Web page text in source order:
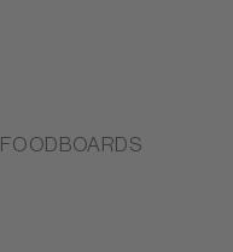
FOODBOARDS